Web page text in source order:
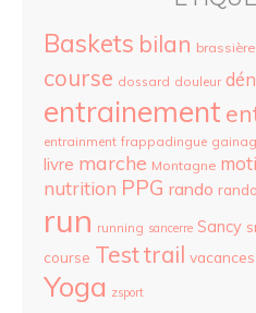
Baskets bilan brassière
course dossard douleur
entrainement
entrainment frappadingue
livre marche Montagne
nutrition PPG rando
run running sancerre Sancy
course Testtrail vacances
Yoga zsport